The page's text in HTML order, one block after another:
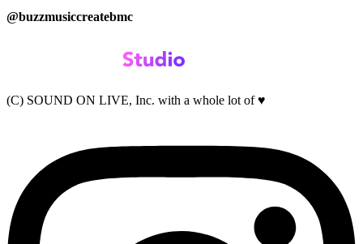
@buzzmusiccreatebmc
(C) SOUND ON LIVE, Inc. with a whole lot of ♥